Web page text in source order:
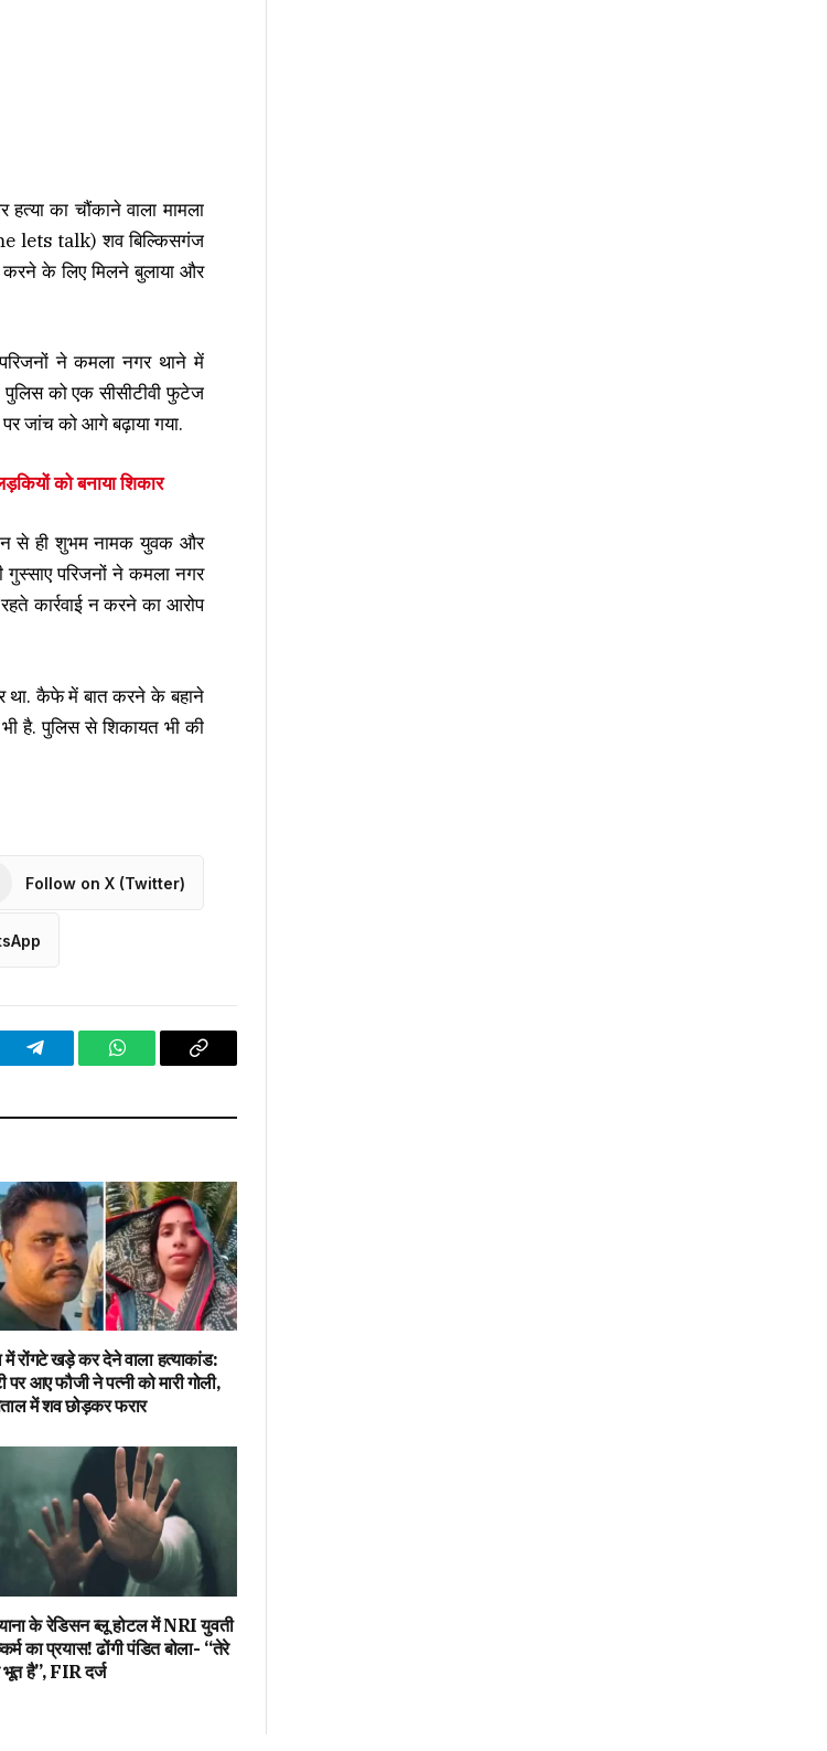
का चौंकाने वाला मामला
lets talk) शव बिल्किसगंज
के लिए मिलने बुलाया और
ने कमला नगर थाने में
पुलिस को एक सीसीटीवी फुटेज
जांच को आगे बढ़ाया गया.
को बनाया शिकार
से ही शुभम नामक युवक और
गुस्साए परिजनों ने कमला नगर
कार्रवाई न करने का आरोप
था. कैफे में बात करने के बहाने
है. पुलिस से शिकायत भी की
Follow on X (Twitter)
Telegram WhatsAppCopy
में रोंगटे खड़े कर देने वाला हत्याकांड:
पर आए फौजी ने पत्नी को मारी गोली,
में शव छोड़कर फरार
के रेडिसन ब्लू होटल में NRI युवती
का प्रयास! ढोंगी पंडित बोला- “तेरे
है”, FIR दर्ज